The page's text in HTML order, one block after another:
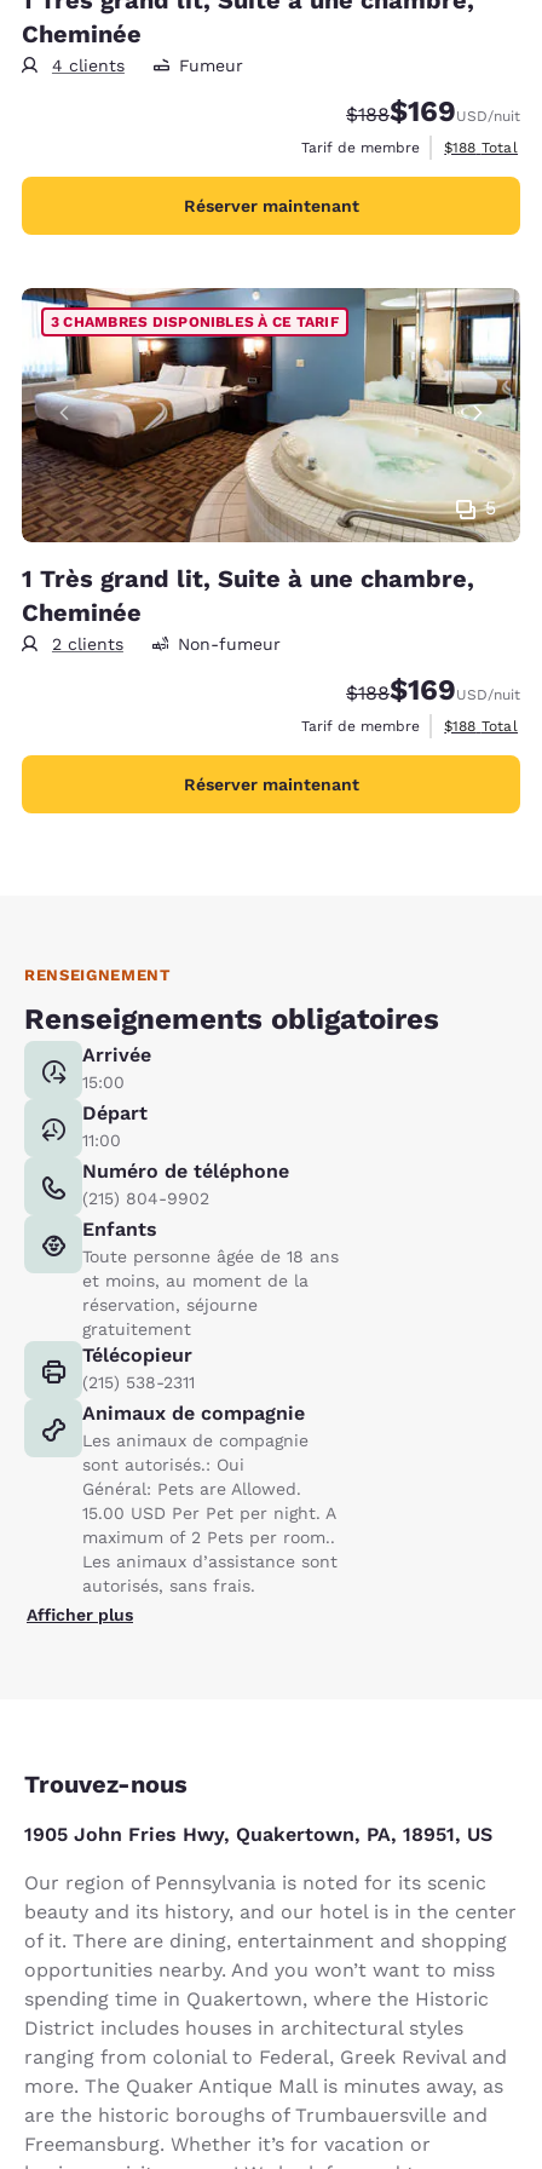
Cheminée
4 clients Fumeur
Tarif barré :
$188Tarif réduit :
$169USD/nuit
Tarif de membre
Afficher les
$188 Total
Réserver maintenant
5
3 CHAMBRES DISPONIBLES À CE TARIF
1 Très grand lit, Suite à une chambre,
Cheminée
2 clients Non-fumeur
Tarif barré :
$188Tarif réduit :
$169USD/nuit
Tarif de membre
Afficher les
$188 Total
Réserver maintenant
RENSEIGNEMENT
Renseignements obligatoires
Arrivée
15:00
Départ
11:00
Numéro de téléphone
(215) 804-9902
Enfants
Toute personne âgée de 18 ans
et moins, au moment de la
réservation, séjourne
gratuitement
Télécopieur
(215) 538-2311
Animaux de compagnie
Les animaux de compagnie
sont autorisés.: Oui
Général: Pets are Allowed.
15.00 USD Per Pet per night. A
maximum of 2 Pets per room..
Les animaux d’assistance sont
autorisés, sans frais.
Afficher plus
Trouvez-nous
1905 John Fries Hwy, Quakertown, PA, 18951, US
Our region of Pennsylvania is noted for its scenic
beauty and its history, and our hotel is in the center
of it. There are dining, entertainment and shopping
opportunities nearby. And you won’t want to miss
spending time in Quakertown, where the Historic
District includes houses in architectural styles
ranging from colonial to Federal, Greek Revival and
more. The Quaker Antique Mall is minutes away, as
are the historic boroughs of Trumbauersville and
Freemansburg. Whether it’s for vacation or